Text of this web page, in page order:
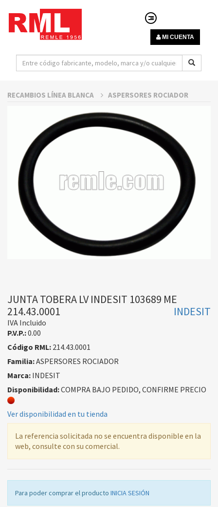
MI CUENTA
RECAMBIOS LÍNEA BLANCA ASPERSORES ROCIADOR
JUNTA TOBERA LV INDESIT 103689 ME
214.43.0001
INDESIT
IVA Incluido
P.V.P.:0.00
Código RML: 214.43.0001
Familia:ASPERSORES ROCIADOR
Marca: INDESIT
Disponibilidad:COMPRA BAJO PEDIDO, CONFIRME PRECIO
Ver disponibilidad en tu tienda
La referencia solicitada no se encuentra disponible en la
web, consulte con su comercial.
Para poder comprar el producto INICIA SESIÓN